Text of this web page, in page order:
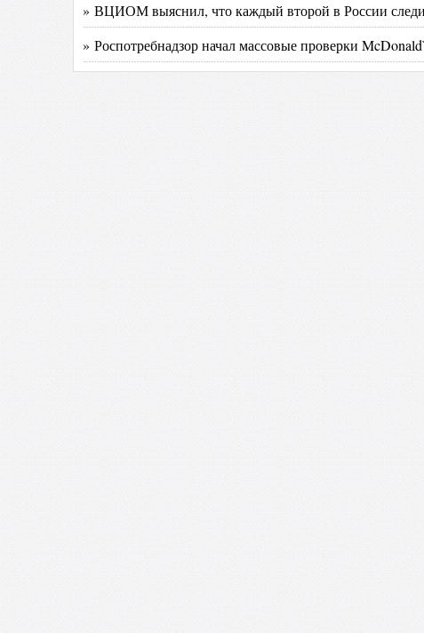
» ВЦИОМ выяснил, что каждый второй в России
» Роспотребнадзор начал массовые проверки